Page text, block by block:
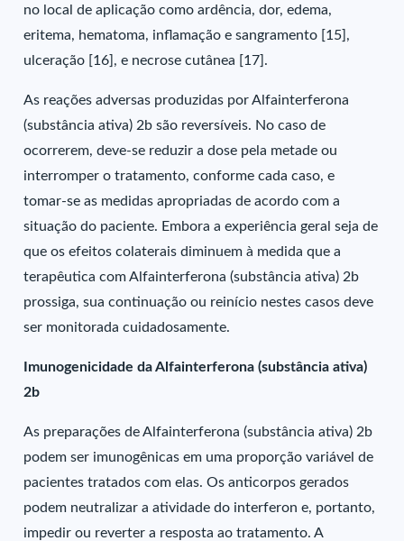
no local de aplicação como ardência, dor, edema,
eritema, hematoma, inflamação e sangramento [15],
ulceração [16], e necrose cutânea [17].
As reações adversas produzidas por Alfainterferona
(substância ativa) 2b são reversíveis. No caso de
ocorrerem, deve-se reduzir a dose pela metade ou
interromper o tratamento, conforme cada caso, e
tomar-se as medidas apropriadas de acordo com a
situação do paciente. Embora a experiência geral seja de
que os efeitos colaterais diminuem à medida que a
terapêutica com Alfainterferona (substância ativa) 2b
prossiga, sua continuação ou reinício nestes casos deve
ser monitorada cuidadosamente.
Imunogenicidade da Alfainterferona (substância ativa)
2b
As preparações de Alfainterferona (substância ativa) 2b
podem ser imunogênicas em uma proporção variável de
pacientes tratados com elas. Os anticorpos gerados
podem neutralizar a atividade do interferon e, portanto,
impedir ou reverter a resposta ao tratamento. A